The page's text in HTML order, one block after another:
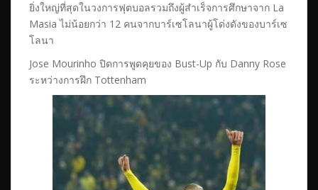
ยิ่งใหญ่ที่สุดในวงการฟุตบอลรวมถึงผู้สำเร็จการศึกษาจาก La
Masia ไม่น้อยกว่า 12 คนจากบาร์เซโลนาผู้โด่งดังของบาร์เซ
โลนา
Jose Mourinho ปิดการพูดคุยของ Bust-Up กับ Danny Rose
ระหว่างการฝึก Tottenham